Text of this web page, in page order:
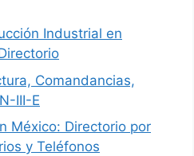
Industrial en
Comandancias,
III-E
México: Directorio por
y Teléfonos